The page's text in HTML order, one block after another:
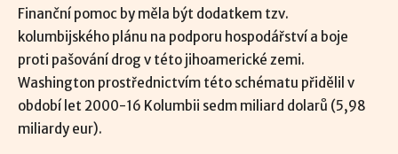
Finanční pomoc by měla být dodatkem tzv.
kolumbijského plánu na podporu hospodářství a boje
proti pašování drog v této jihoamerické zemi.
Washington prostřednictvím této schématu přidělil v
období let 2000-16 Kolumbii sedm miliard dolarů (5,98
miliardy eur).